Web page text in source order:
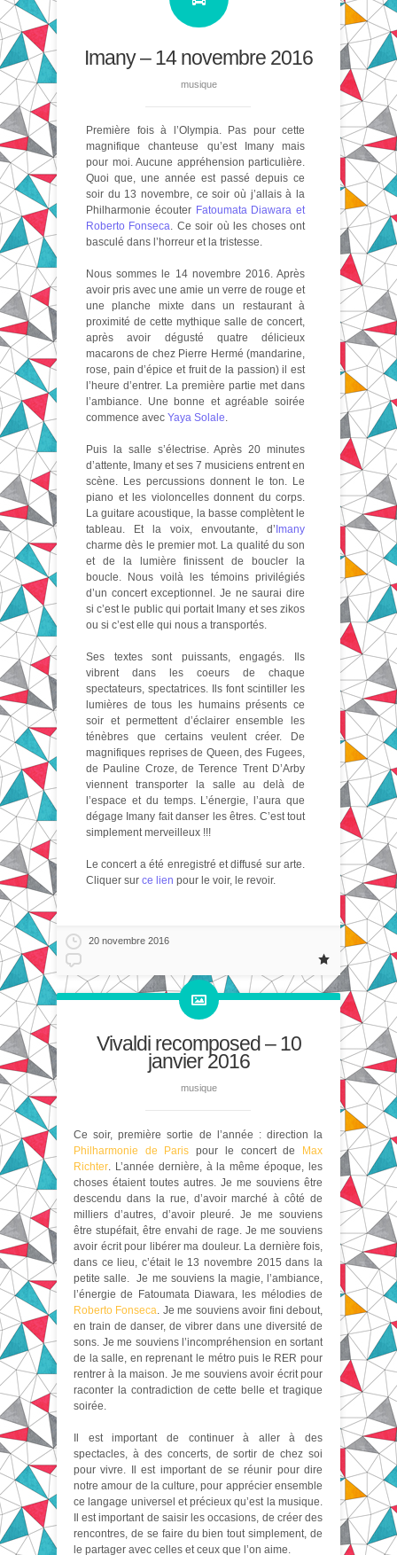
Imany – 14 novembre 2016
musique
Première fois à l’Olympia. Pas pour cette
magnifique chanteuse qu’est Imany mais
pour moi. Aucune appréhension particulière.
Quoi que, une année est passé depuis ce
soir du 13 novembre, ce soir où j’allais à la
Philharmonie écouter Fatoumata Diawara et
Roberto Fonseca. Ce soir où les choses ont
basculé dans l’horreur et la tristesse.
Nous sommes le 14 novembre 2016. Après
avoir pris avec une amie un verre de rouge et
une planche mixte dans un restaurant à
proximité de cette mythique salle de concert,
après avoir dégusté quatre délicieux
macarons de chez Pierre Hermé (mandarine,
rose, pain d’épice et fruit de la passion) il est
l’heure d’entrer. La première partie met dans
l’ambiance. Une bonne et agréable soirée
commence avec Yaya Solale.
Puis la salle s’électrise. Après 20 minutes
d’attente, Imany et ses 7 musiciens entrent en
scène. Les percussions donnent le ton. Le
piano et les violoncelles donnent du corps.
La guitare acoustique, la basse complètent le
tableau. Et la voix, envoutante, d’ Imany
charme dès le premier mot. La qualité du son
et de la lumière finissent de boucler la
boucle. Nous voilà les témoins privilégiés
d’un concert exceptionnel. Je ne saurai dire
si c’est le public qui portait Imany et ses zikos
ou si c’est elle qui nous a transportés.
Ses textes sont puissants, engagés. Ils
vibrent dans les coeurs de chaque
spectateurs, spectatrices. Ils font scintiller les
lumières de tous les humains présents ce
soir et permettent d’éclairer ensemble les
ténèbres que certains veulent créer. De
magnifiques reprises de Queen, des Fugees,
de Pauline Croze, de Terence Trent D’Arby
viennent transporter la salle au delà de
l’espace et du temps. L’énergie, l’aura que
dégage Imany fait danser les êtres. C’est tout
simplement merveilleux !!!
Le concert a été enregistré et diffusé sur arte.
Cliquer sur ce lien pour le voir, le revoir.
20 novembre 2016
Vivaldi recomposed – 10
janvier 2016
musique
Ce soir, première sortie de l’année : direction la
Philharmonie de Paris pour le concert de
Max
Richter. L’année dernière, à la même époque, les
choses étaient toutes autres. Je me souviens être
descendu dans la rue, d’avoir marché à côté de
milliers d’autres, d’avoir pleuré. Je me souviens
être stupéfait, être envahi de rage. Je me souviens
avoir écrit pour libérer ma douleur. La dernière fois,
dans ce lieu, c’était le 13 novembre 2015 dans la
petite salle. Je me souviens la magie, l’ambiance,
l’énergie de Fatoumata Diawara, les mélodies de
Roberto Fonseca. Je me souviens avoir fini debout,
en train de danser, de vibrer dans une diversité de
sons. Je me souviens l’incompréhension en sortant
de la salle, en reprenant le métro puis le RER pour
rentrer à la maison. Je me souviens avoir écrit pour
raconter la contradiction de cette belle et tragique
soirée.
Il est important de continuer à aller à des
spectacles, à des concerts, de sortir de chez soi
pour vivre. Il est important de se réunir pour dire
notre amour de la culture, pour apprécier ensemble
ce langage universel et précieux qu’est la musique.
Il est important de saisir les occasions, de créer des
rencontres, de se faire du bien tout simplement, de
le partager avec celles et ceux que l’on aime.